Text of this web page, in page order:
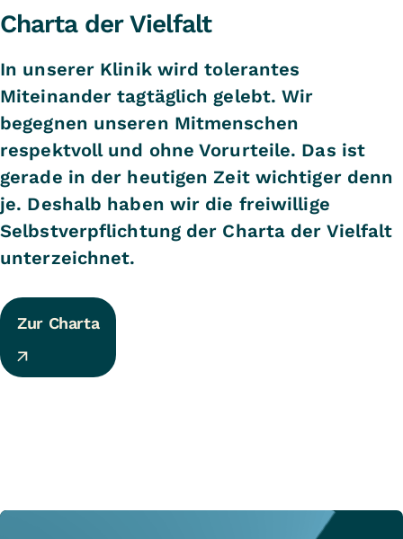
Charta der Vielfalt
In unserer Klinik wird tolerantes
Miteinander tagtäglich gelebt. Wir
begegnen unseren Mitmenschen
respektvoll und ohne Vorurteile. Das ist
gerade in der heutigen Zeit wichtiger denn
je. Deshalb haben wir die freiwillige
Selbstverpflichtung der Charta der Vielfalt
unterzeichnet.
Zur Charta